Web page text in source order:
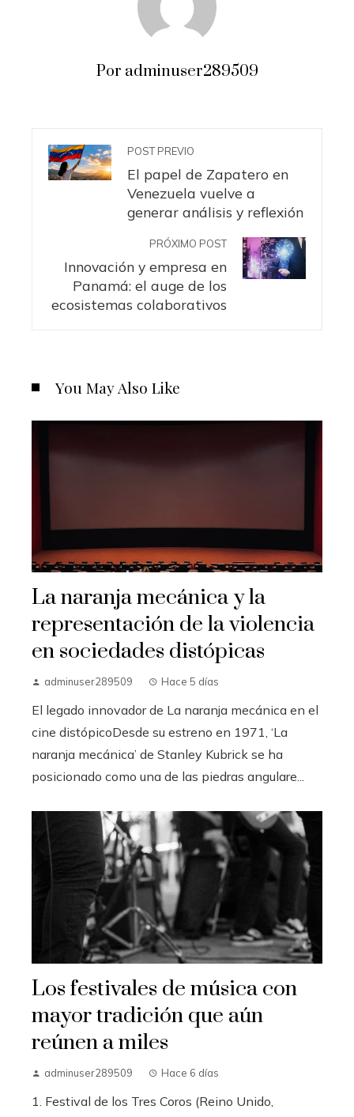
Por adminuser289509
POST PREVIO
El papel de Zapatero en
Venezuela vuelve a
generar análisis y reflexión
PRÓXIMO POST
Innovación y empresa en
Panamá: el auge de los
ecosistemas colaborativos
You May Also Like
La naranja mecánica y la
representación de la violencia
en sociedades distópicas
adminuser289509 Hace 5 días
El legado innovador de La naranja mecánica en el
cine distópicoDesde su estreno en 1971, ‘La
naranja mecánica’ de Stanley Kubrick se ha
posicionado como una de las piedras angulare...
Los festivales de música con
mayor tradición que aún
reúnen a miles
adminuser289509 Hace 6 días
1. Festival de los Tres Coros (Reino Unido,